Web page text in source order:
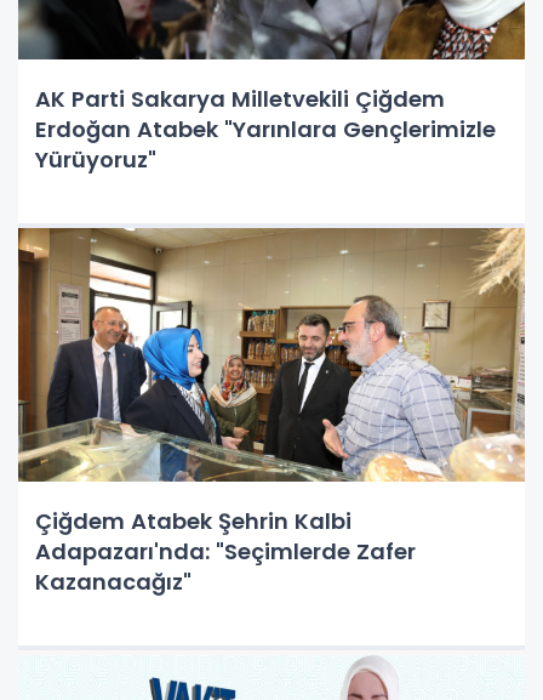
AK Parti Sakarya Milletvekili Çiğdem
Erdoğan Atabek "Yarınlara Gençlerimizle
Yürüyoruz"
Çiğdem Atabek Şehrin Kalbi
Adapazarı'nda: "Seçimlerde Zafer
Kazanacağız"